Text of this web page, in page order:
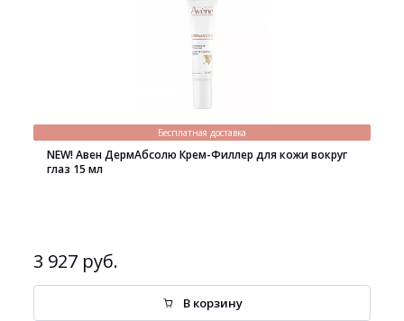
Бесплатная доставка
NEW! Авен ДермАбсолю Крем-Филлер для кожи вокруг
глаз 15 мл
3 927 руб.
В корзину